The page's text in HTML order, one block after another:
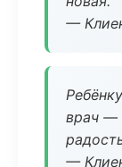
—
врач —
—